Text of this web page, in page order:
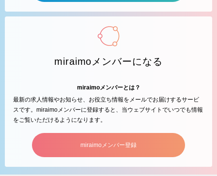
miraimoメンバーになる
miraimoメンバーとは？
最新の求人情報やお知らせ、お役立ち情報をメールでお届けするサービ
スです。miraimoメンバーに登録すると、当ウェブサイトでいつでも情報
をご覧いただけるようになります。
miraimoメンバー登録